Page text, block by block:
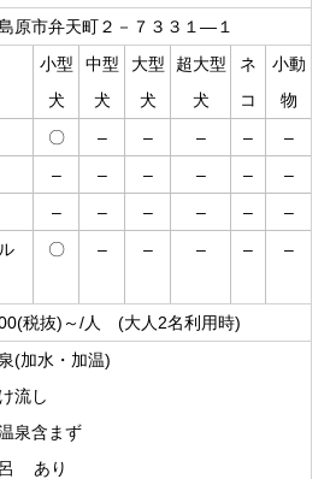
原市弁天町２－７３３１―１
小型
犬
中型
犬
大型
犬
超大型
犬
ネ
コ
小動
物
〇 – – – –
–
– – – – –
–
– – – – –
–
〇 – – – – –
税抜)～/人 (大人2名利用時)
(加水・加温)
流し
泉含まず
あり